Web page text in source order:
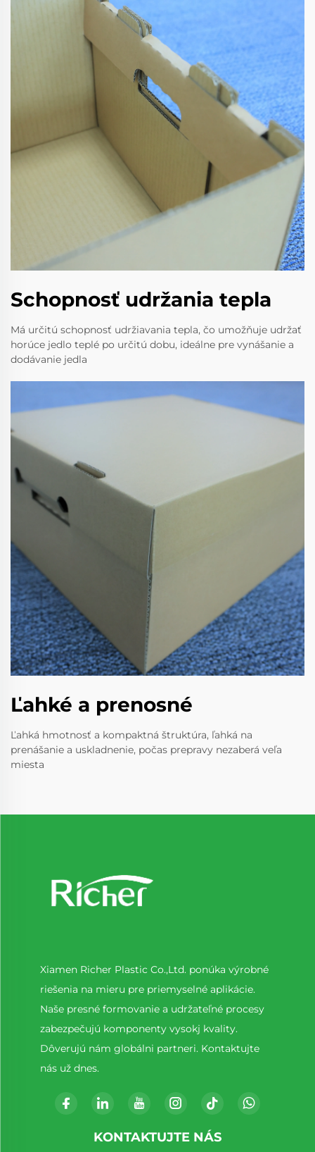
Schopnosť udržania tepla
Má určitú schopnosť udržiavania tepla, čo umožňuje udržať
horúce jedlo teplé po určitú dobu, ideálne pre vynášanie a
dodávanie jedla
Ľahké a prenosné
Ľahká hmotnosť a kompaktná štruktúra, ľahká na
prenášanie a uskladnenie, počas prepravy nezaberá veľa
miesta
Xiamen Richer Plastic Co.,Ltd. ponúka výrobné
riešenia na mieru pre priemyselné aplikácie.
Naše presné formovanie a udržateľné procesy
zabezpečujú komponenty vysokj kvality.
Dôverujú nám globálni partneri. Kontaktujte
nás už dnes.
KONTAKTUJTE NÁS